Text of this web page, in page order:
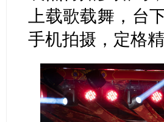
上载歌载舞，台
手机拍摄，定格精